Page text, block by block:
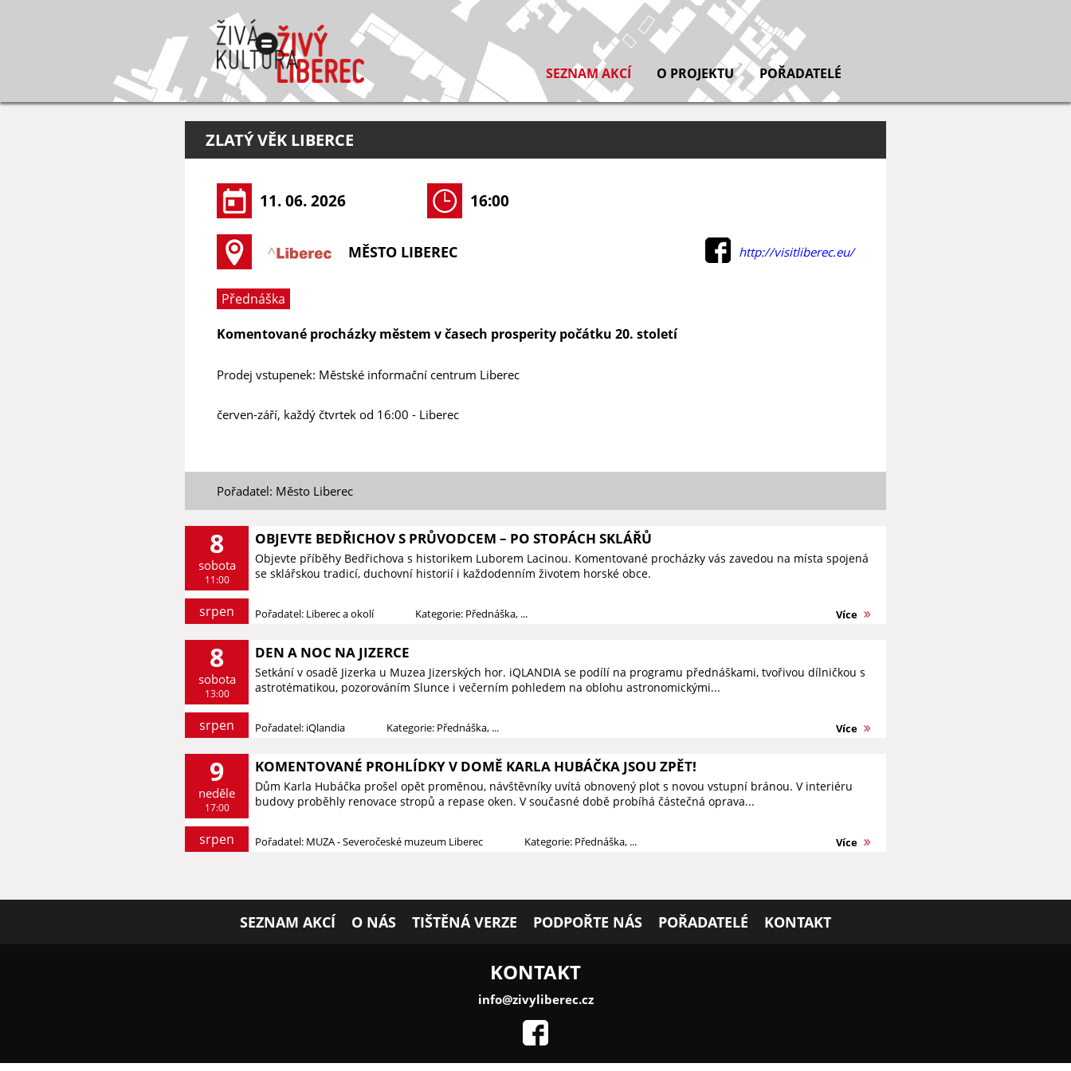
SEZNAM AKCÍ O PROJEKTU POŘADATELÉ
ZLATÝ VĚK LIBERCE
11. 06. 2026 16:00
MĚSTO LIBEREC http://visitliberec.eu/
Přednáška
Komentované procházky městem v časech prosperity počátku 20. století
Prodej vstupenek: Městské informační centrum Liberec
červen-září, každý čtvrtek od 16:00 - Liberec
Pořadatel: Město Liberec
8
sobota
11:00
srpen
OBJEVTE BEDŘICHOV S PRŮVODCEM – PO STOPÁCH SKLÁŘŮ
Objevte příběhy Bedřichova s historikem Luborem Lacinou. Komentované procházky vás zavedou na místa spojená
se sklářskou tradicí, duchovní historií i každodenním životem horské obce.
Pořadatel: Liberec a okolí Kategorie: Přednáška, ... Více
8
sobota
13:00
srpen
DEN A NOC NA JIZERCE
Setkání v osadě Jizerka u Muzea Jizerských hor. iQLANDIA se podílí na programu přednáškami, tvořivou dílničkou s
astrotématikou, pozorováním Slunce i večerním pohledem na oblohu astronomickými...
Pořadatel: iQlandia Kategorie: Přednáška, ... Více
9
neděle
17:00
srpen
KOMENTOVANÉ PROHLÍDKY V DOMĚ KARLA HUBÁČKA JSOU ZPĚT!
Dům Karla Hubáčka prošel opět proměnou, návštěvníky uvítá obnovený plot s novou vstupní bránou. V interiéru
budovy proběhly renovace stropů a repase oken. V současné době probíhá částečná oprava...
Pořadatel: MUZA - Severočeské muzeum Liberec Kategorie: Přednáška, ... Více
SEZNAM AKCÍ O NÁS TIŠTĚNÁ VERZE PODPOŘTE NÁS POŘADATELÉ KONTAKT
KONTAKT
info@zivyliberec.cz